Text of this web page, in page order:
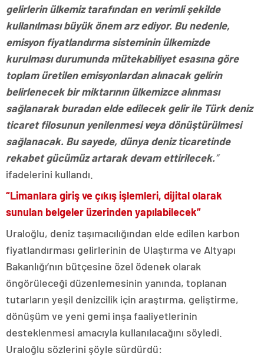
gelirlerin ülkemiz tarafından en verimli şekilde
kullanılması büyük önem arz ediyor. Bu nedenle,
emisyon fiyatlandırma sisteminin ülkemizde
kurulması durumunda mütekabiliyet esasına göre
toplam üretilen emisyonlardan alınacak gelirin
belirlenecek bir miktarının ülkemizce alınması
sağlanarak buradan elde edilecek gelir ile Türk deniz
ticaret filosunun yenilenmesi veya dönüştürülmesi
sağlanacak. Bu sayede, dünya deniz ticaretinde
rekabet gücümüz artarak devam ettirilecek.”
ifadelerini kullandı.
“Limanlara giriş ve çıkış işlemleri, dijital olarak
sunulan belgeler üzerinden yapılabilecek”
Uraloğlu, deniz taşımacılığından elde edilen karbon
fiyatlandırması gelirlerinin de Ulaştırma ve Altyapı
Bakanlığı’nın bütçesine özel ödenek olarak
öngörüleceği düzenlemesinin yanında, toplanan
tutarların yeşil denizcilik için araştırma, geliştirme,
dönüşüm ve yeni gemi inşa faaliyetlerinin
desteklenmesi amacıyla kullanılacağını söyledi.
Uraloğlu sözlerini şöyle sürdürdü: